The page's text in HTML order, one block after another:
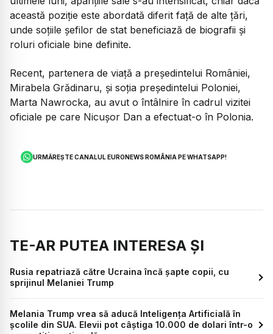
această poziție este abordată diferit față de alte țări,
unde soțiile șefilor de stat beneficiază de biografii și
roluri oficiale bine definite.
Recent, partenera de viață a președintelui României,
Mirabela Grădinaru, și soția președintelui Poloniei,
Marta Nawrocka, au avut o întâlnire în cadrul vizitei
oficiale pe care Nicușor Dan a efectuat-o în Polonia.
URMĂREȘTE CANALUL EURONEWS ROMÂNIA PE WHATSAPP!
TE-AR PUTEA INTERESA ȘI
Rusia repatriază către Ucraina încă șapte copii, cu
sprijinul Melaniei Trump
Melania Trump vrea să aducă Inteligența Artificială în
școlile din SUA. Elevii pot câștiga 10.000 de dolari într-o